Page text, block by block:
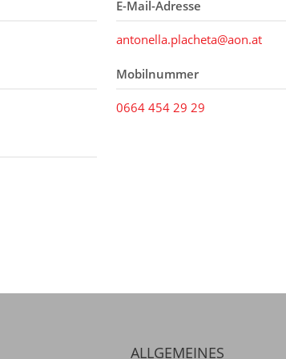
E-Mail-Adresse
antonella.placheta@aon.at
Mobilnummer
0664 454 29 29
ALLGEMEINES